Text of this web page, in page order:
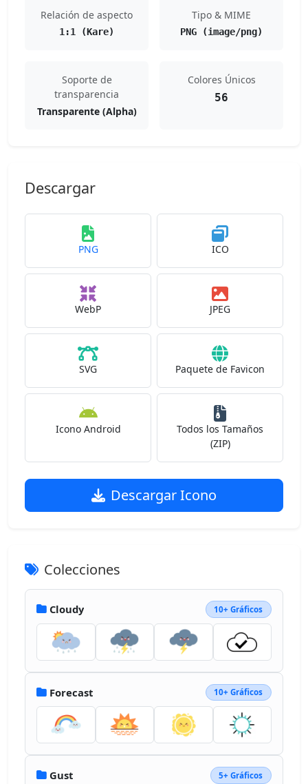
Relación de aspecto
1:1 (Kare)
Tipo & MIME
PNG (image/png)
Soporte de
transparencia
Transparente (Alpha)
Colores Únicos
56
Descargar
PNG ICO
WebP JPEG
SVG Paquete de Favicon
Icono Android
Todos los Tamaños
(ZIP)
Descargar Icono
Colecciones
Cloudy 10+ Gráficos
Forecast 10+ Gráficos
Gust 5+ Gráficos